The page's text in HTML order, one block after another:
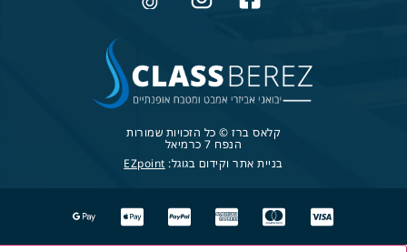
קלאס ברז © כל הזכויות שמורות
הנפח 7 כרמיאל
בניית אתר וקידום בגוגל: EZpoint